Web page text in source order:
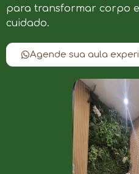
para transformar corpo
cuidado.
Agende sua aula